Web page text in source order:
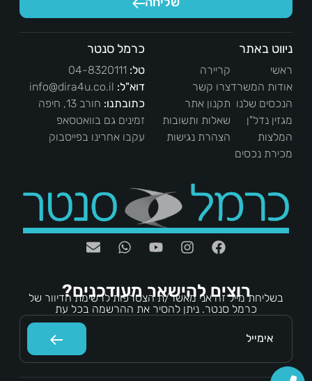
ניווט באתר
ראשי
אודות המשרד
הנכסים שלנו
מגזין נדל"ן
המלצות
מכירת נכסים
קריירה
צרו קשר
תקנון אתר
שאלות ותשובות
הצהרת נגישות
כרמל סנטר
טל: 04-8320111
דוא"ל: info@dira4u.co.il
כתובתנו: חורב 13, חיפה
זמינים גם בוואטסאפ
עקבו אחרינו בפייסבוק
רוצים להישאר מעודכנים?
בשליחת מייל זה אני מאשר/ת הצטרפות לרשימת הדיוור של
כרמל סנטר. ניתן להסיר את ההרשמה בכל עת